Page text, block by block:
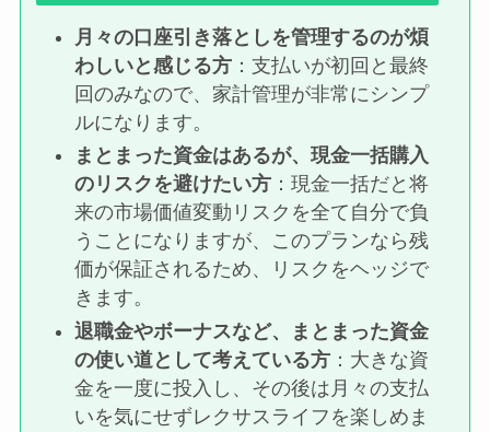
月々の口座引き落としを管理するのが煩
わしいと感じる方 ：支払いが初回と最終
回のみなので、家計管理が非常にシンプ
ルになります。
まとまった資金はあるが、現金一括購入
のリスクを避けたい方 ：現金一括だと将
来の市場価値変動リスクを全て自分で負
うことになりますが、このプランなら残
価が保証されるため、リスクをヘッジで
きます。
退職金やボーナスなど、まとまった資金
の使い道として考えている方 ：大きな資
金を一度に投入し、その後は月々の支払
いを気にせずレクサスライフを楽しめま